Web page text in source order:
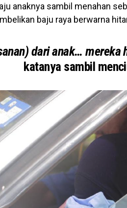
anaknya sambil menahan
baju raya berwarna
dari anak… mereka
katanya sambil